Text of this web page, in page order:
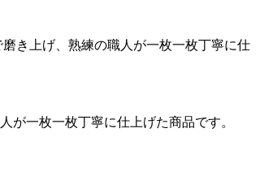
き上げ、熟練の職人が一枚一枚丁寧に仕
が一枚一枚丁寧に仕上げた商品です。